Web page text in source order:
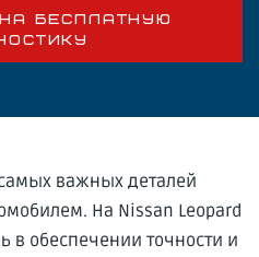
БЕСПЛАТНУЮ
важных деталей
На Nissan Leopard
в обеспечении точности и